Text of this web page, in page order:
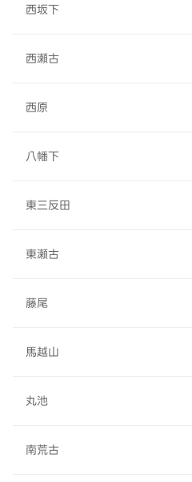
西坂下
西瀬古
西原
八幡下
東三反田
東瀬古
藤尾
馬越山
丸池
南荒古